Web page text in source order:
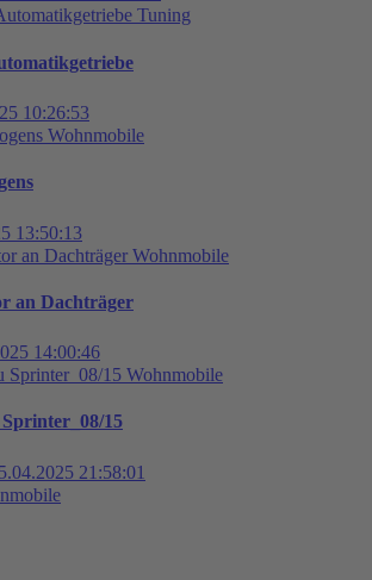
Tuning
10:26:53
Wohnmobile
13:50:13
Wohnmobile
an Dachträger
14:00:46
Wohnmobile
15
21:58:01